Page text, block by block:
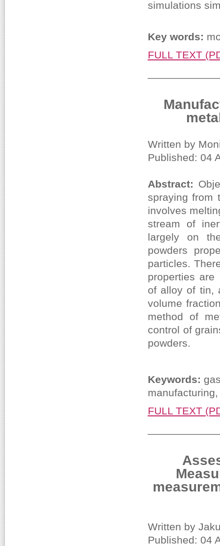
simulations
Key words:
FULL TEXT
Written by
Published: 04
Abstract:
spraying from
involves
stream of
largely on
powders
particles.
properties are
of alloy of tin,
volume
method of
control of
powders.
Keywords:
FULL TEXT
Written by
Published: 04